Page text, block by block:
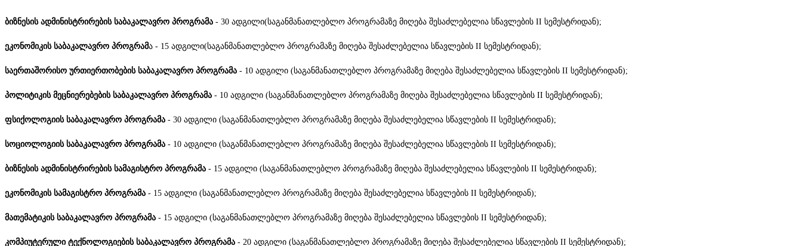
ბიზნესის ადმინისტრირების საბაკალავრო პროგრამა - 30 ადგილი(საგანმანათლებლო პროგრამაზე მიღება შესაძლებელია სწავლების II სემესტრიდან);
ეკონომიკის საბაკალავრო პროგრამა - 15 ადგილი(საგანმანათლებლო პროგრამაზე მიღება შესაძლებელია სწავლების II სემესტრიდან);
საერთაშორისო ურთიერთობების საბაკალავრო პროგრამა - 10 ადგილი (საგანმანათლებლო პროგრამაზე მიღება შესაძლებელია სწავლების II სემესტრიდან);
პოლიტიკის მეცნიერებების საბაკალავრო პროგრამა - 10 ადგილი (საგანმანათლებლო პროგრამაზე მიღება შესაძლებელია სწავლების II სემესტრიდან);
ფსიქოლოგიის საბაკალავრო პროგრამა - 30 ადგილი (საგანმანათლებლო პროგრამაზე მიღება შესაძლებელია სწავლების II სემესტრიდან);
სოციოლოგიის საბაკალავრო პროგრამა - 10 ადგილი (საგანმანათლებლო პროგრამაზე მიღება შესაძლებელია სწავლების II სემესტრიდან);
ბიზნესის ადმინისტრირების სამაგისტრო პროგრამა - 15 ადგილი (საგანმანათლებლო პროგრამაზე მიღება შესაძლებელია სწავლების II სემესტრიდან);
ეკონომიკის სამაგისტრო პროგრამა - 15 ადგილი (საგანმანათლებლო პროგრამაზე მიღება შესაძლებელია სწავლების II სემესტრიდან);
მათემატიკის საბაკალავრო პროგრამა - 15 ადგილი (საგანმანათლებლო პროგრამაზე მიღება შესაძლებელია სწავლების II სემესტრიდან);
კომპიუტერული ტექნოლოგიების საბაკალავრო პროგრამა - 20 ადგილი (საგანმანათლებლო პროგრამაზე მიღება შესაძლებელია სწავლების II სემესტრიდან);